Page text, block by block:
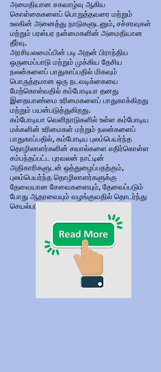
அமைதியான சகவாழ்வு ஆகிய
கொள்கைகளைப் பொறுத்தவரை மற்றும்
உலகின் அனைத்து நாடுகளுடனும், சச்சரவுகள்
மற்றும் பரஸ்பர நன்மைகளின் அமைதியான
தீர்வு.
அரசியலமைப்பின் படி அதன் பிராந்திய
ஒருமைப்பாடு மற்றும் முக்கிய தேசிய
நலன்களைப் பாதுகாப்பதில் மிகவும்
பொருத்தமான ஒரு நடவடிக்கையை
மேற்கொள்வதில் கம்போடியா தனது
இறையாண்மை உரிமைகளைப் பாதுகாக்கிறது
மற்றும் பயன்படுத்துகிறது.
கம்போடியா வெளிநாடுகளில் உள்ள கம்போடிய
மக்களின் உரிமைகள் மற்றும் நலன்களைப்
பாதுகாப்பதில், கம்போடிய புலம்பெயர்ந்த
தொழிலாளர்களின் சவால்களை எதிர்கொள்ள
சம்பந்தப்பட்ட புரவலன் நாட்டின்
அதிகாரிகளுடன் ஒத்துழைப்பதற்கும்,
புலம்பெயர்ந்த தொழிலாளர்களுக்கு
தேவையான சேவைகளையும், தேவைப்படும்
போது ஆதரவையும் வழங்குவதில் தொடர்ந்து
செயல்படும்.